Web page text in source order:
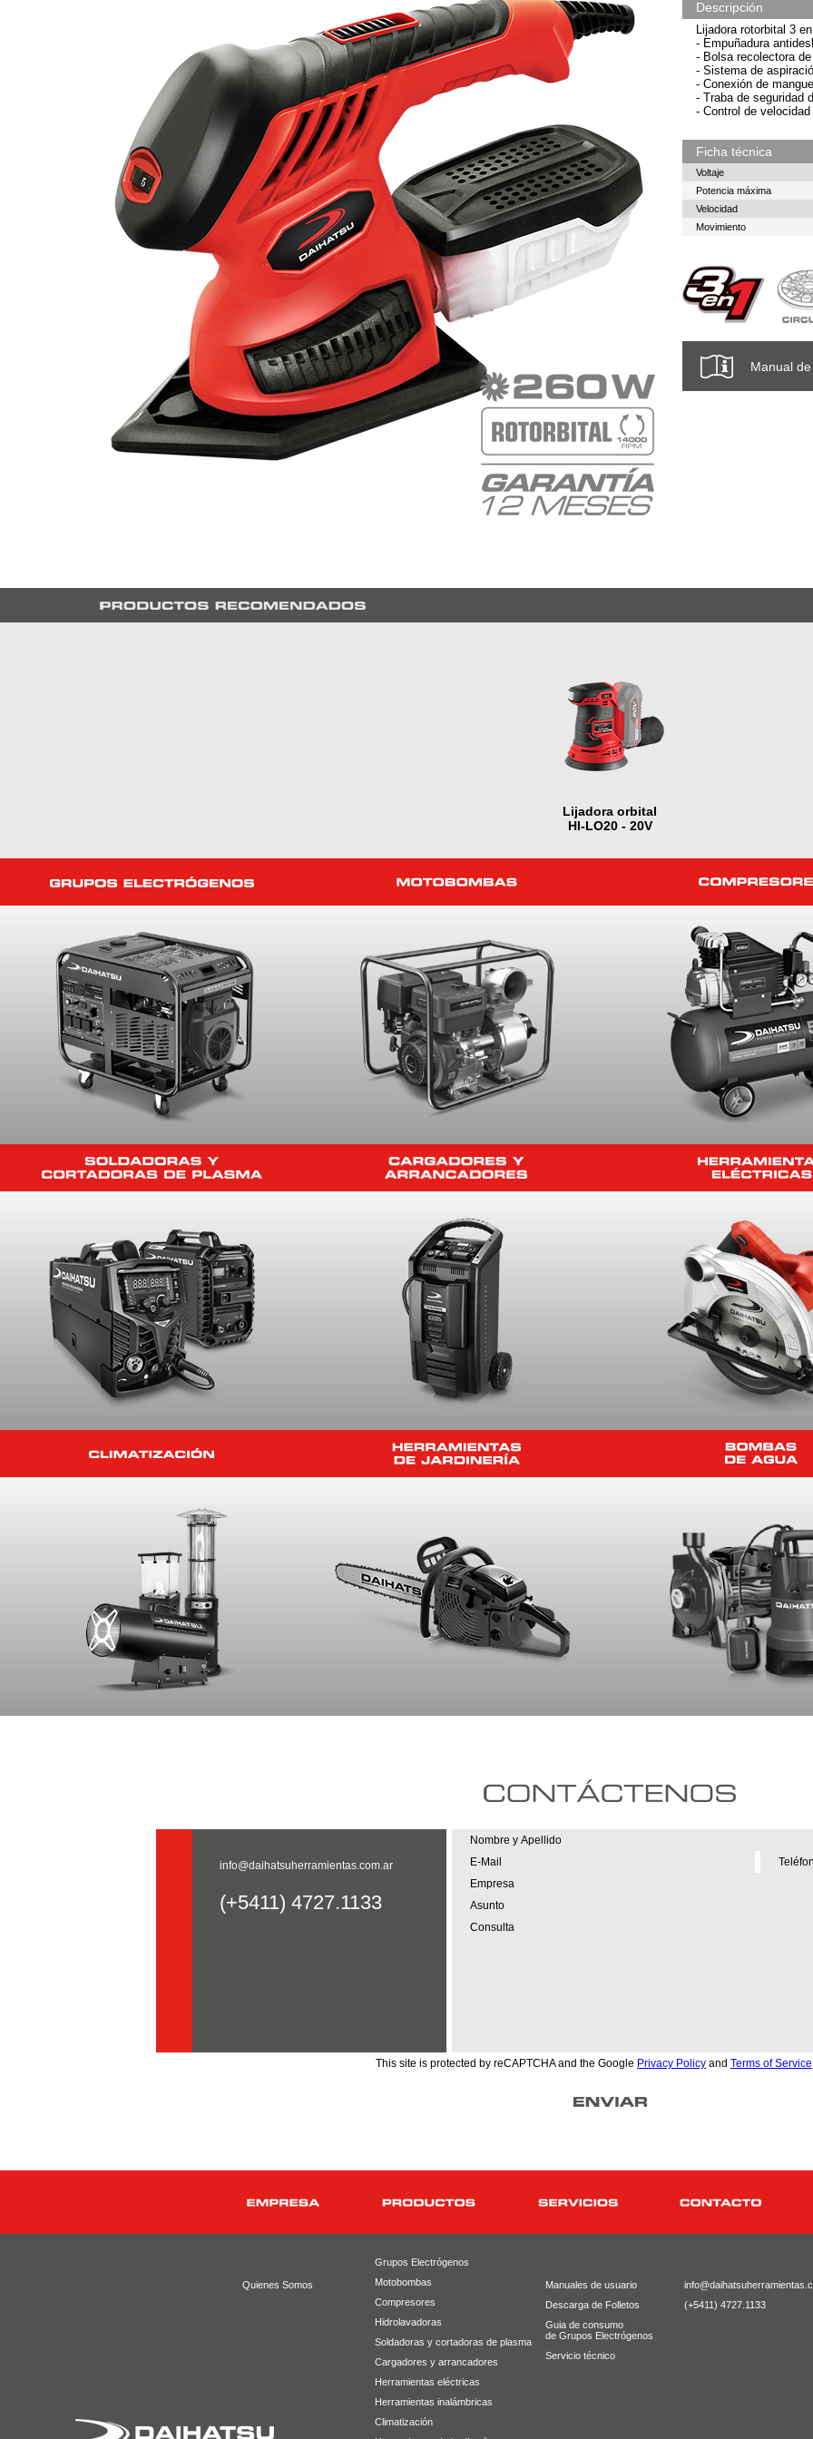
Descripción
Lijadora rotorbital 3
- Empuñadura
- Bolsa recolectora
- Sistema de
- Conexión de
- Traba de seguridad
- Control de
Ficha técnica
Voltaje
Potencia máxima
Velocidad
Movimiento
Manual
Lijadora orbital
HI-LO20 - 20V
info@daihatsuherramientas.com.ar
(+5411) 4727.1133
This site is protected by reCAPTCHA and the Google Privacy Policy and Terms of Service
Quienes Somos
Grupos Electrógenos
Motobombas
Compresores
Hidrolavadoras
Soldadoras y cortadoras de plasma
Cargadores y arrancadores
Herramientas eléctricas
Herramientas inalámbricas
Climatización
Manuales de usuario
Descarga de Folletos
Guia de consumo
de Grupos Electrógenos
Servicio técnico
(+5411) 4727.1133